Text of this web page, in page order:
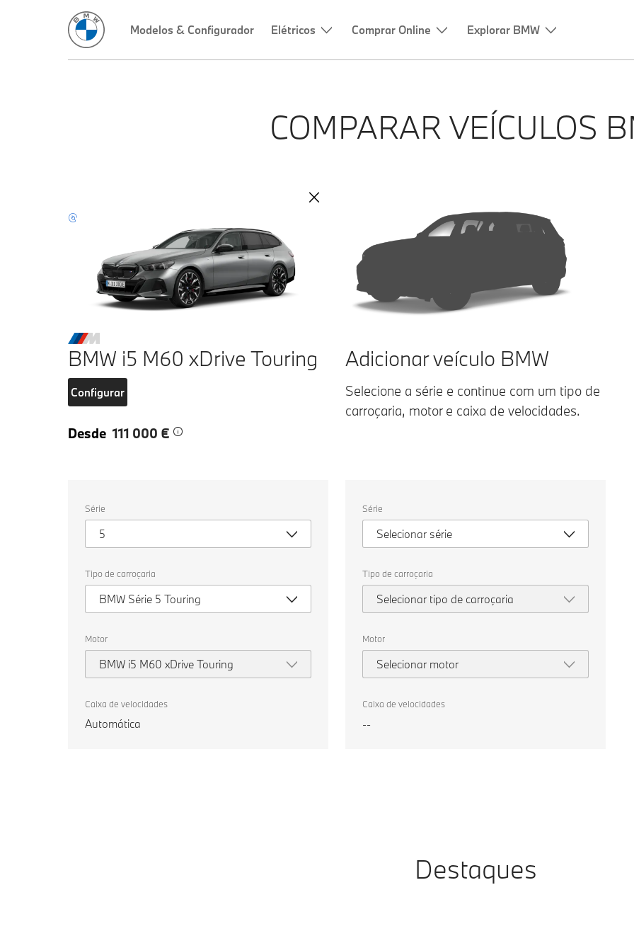
Modelos & Configurador Elétricos Comprar Online Explorar BMW
COMPARAR VEÍCULOS
BMW i5 M60 xDrive Touring
Configurar
Desde 111 000 €
as
seguintes
propriedades
para
um
veículo
para
comparar.
Série
5
Tipo de carroçaria
BMW Série 5 Touring
Motor
BMW i5 M60 xDrive Touring
Caixa de velocidades
Automática
Adicionar veículo BMW
Selecione a série e continue com um tipo de
carroçaria, motor e caixa de velocidades.
as
seguintes
propriedades
para
um
veículo
para
comparar.
Série
Selecionar série
Tipo de carroçaria
Selecionar tipo de carroçaria
Motor
Selecionar motor
Caixa de velocidades
--
Destaques